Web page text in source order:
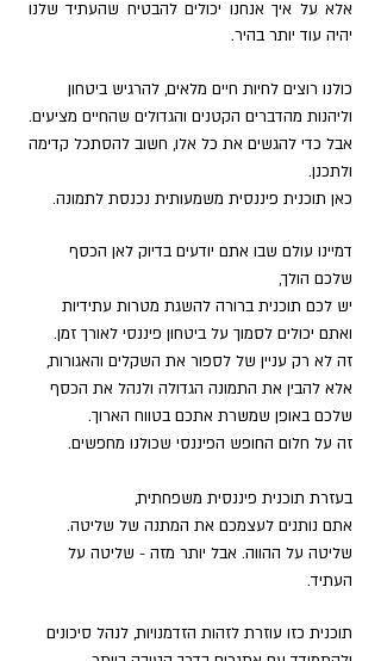
אלא על איך אנחנו יכולים להבטיח שהעתיד שלנו
יהיה עוד יותר בהיר.
כולנו רוצים לחיות חיים מלאים, להרגיש ביטחון
וליהנות מהדברים הקטנים והגדולים שהחיים מציעים.
אבל כדי להגשים את כל אלו, חשוב להסתכל קדימה
ולתכנן.
כאן תוכנית פיננסית משמעותית נכנסת לתמונה.
דמיינו עולם שבו אתם יודעים בדיוק לאן הכסף
שלכם הולך,
יש לכם תוכנית ברורה להשגת מטרות עתידיות
ואתם יכולים לסמוך על ביטחון פיננסי לאורך זמן.
זה לא רק עניין של לספור את השקלים והאגורות,
אלא להבין את התמונה הגדולה ולנהל את הכסף
שלכם באופן שמשרת אתכם בטווח הארוך.
זה על חלום החופש הפיננסי שכולנו מחפשים.
בעזרת תוכנית פיננסית משפחתית,
אתם נותנים לעצמכם את המתנה של שליטה.
שליטה על ההווה. אבל יותר מזה - שליטה על
העתיד.
תוכנית כזו עוזרת לזהות הזדמנויות, לנהל סיכונים